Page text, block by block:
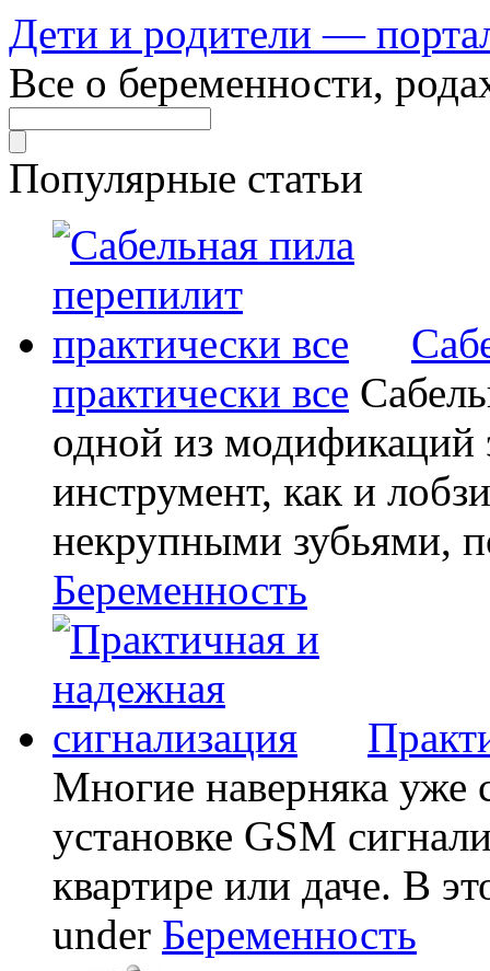
Дети и родители —
Все о беременности,
Популярные статьи
практически все
одной из модификаций
инструмент, как и
некрупными зубьями,
Беременность
Многие наверняка уже
установке GSM
квартире или даче. В
under Беременность